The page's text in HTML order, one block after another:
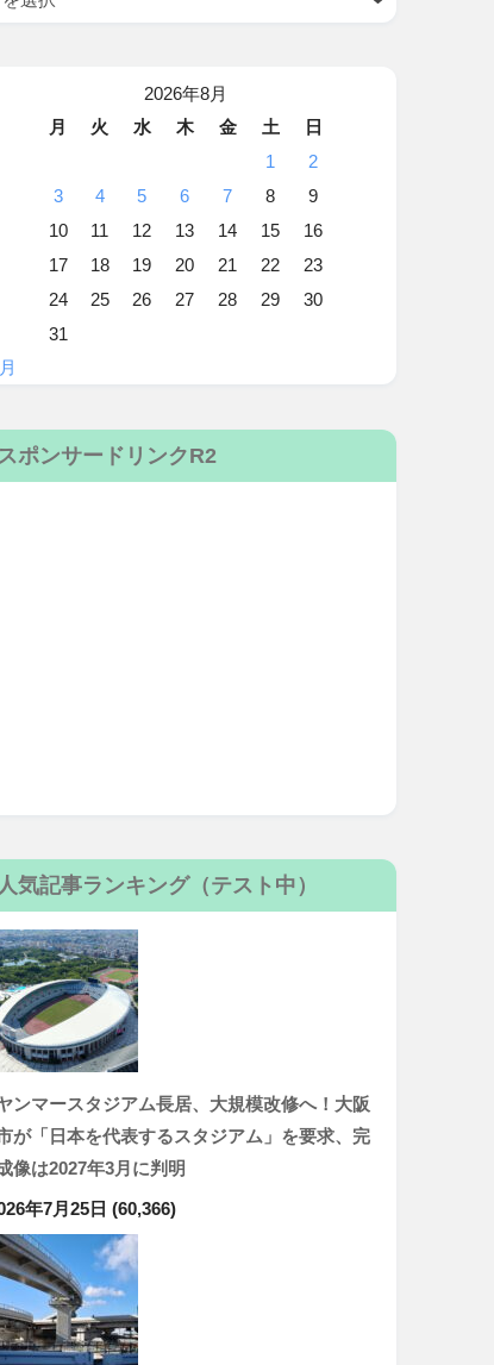
2026年8月
月
火 水 木 金 土
日
1
2
3
4 5 6 7 8
9
10
11 12 13 14 15
16
17
18 19 20 21 22
23
24
25 26 27 28 29
30
31
スポンサードリンクR2
人気記事ランキング（テスト中）
ンマースタジアム長居、大規模改修へ！大阪
が「日本を代表するスタジアム」を要求、完
像は2027年3月に判明
年7月25日 (60,366)